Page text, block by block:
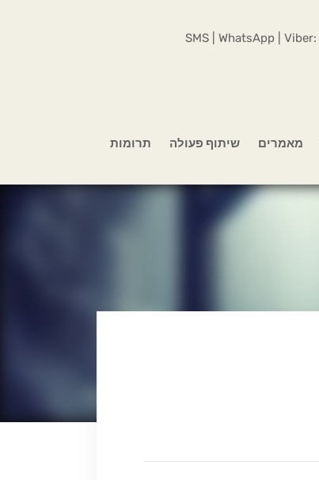
SMS | WhatsApp | Viber:
מאמרים שיתוף פעולה תרומות